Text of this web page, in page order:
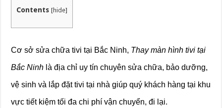
Contents [hide]
Cơ sở sửa chữa tivi tại Bắc Ninh, Thay màn hình tivi tại
Bắc Ninh là địa chỉ uy tín chuyên sửa chữa, bảo dưỡng,
vệ sinh và lắp đặt tivi tại nhà giúp quý khách hàng tại khu
vực tiết kiệm tối đa chi phí vận chuyển, đi lại.